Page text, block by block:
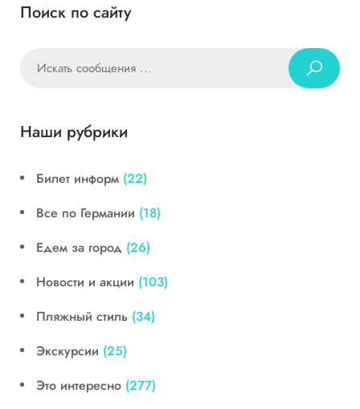
Поиск по сайту
Наши рубрики
Билет информ (22)
Все по Германии (18)
Едем за город (26)
Новости и акции (103)
Пляжный стиль (34)
Экскурсии (25)
Это интересно (277)